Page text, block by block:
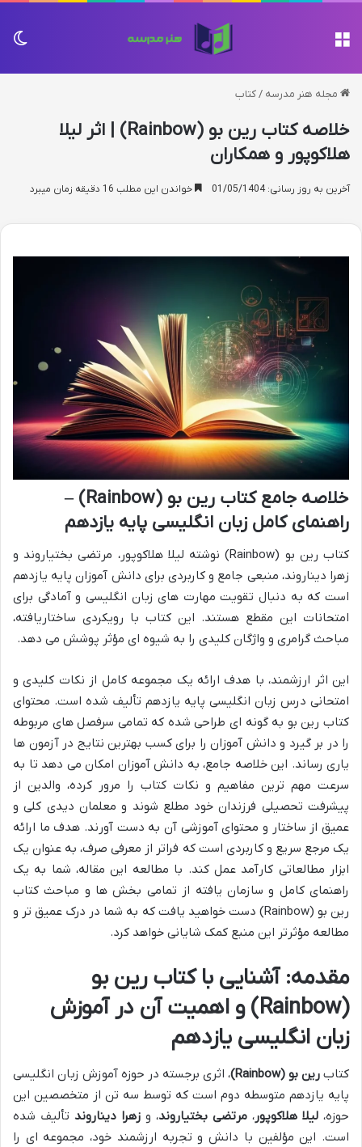
مجله هنر مدرسه /کتاب
خلاصه کتاب رین بو (Rainbow) | اثر لیلا
هلاکوپور و همکاران
آخرین به روز رسانی: 01/05/1404 خواندن این مطلب 16 دقیقه زمان میبرد
خلاصه جامع کتاب رین بو (Rainbow) –
راهنمای کامل زبان انگلیسی پایه یازدهم
کتاب رین بو (Rainbow) نوشته لیلا هلاکوپور، مرتضی بختیاروند و
زهرا دیناروند، منبعی جامع و کاربردی برای دانش آموزان پایه یازدهم
است که به دنبال تقویت مهارت های زبان انگلیسی و آمادگی برای
امتحانات این مقطع هستند. این کتاب با رویکردی ساختاریافته،
مباحث گرامری و واژگان کلیدی را به شیوه ای مؤثر پوشش می دهد.
این اثر ارزشمند، با هدف ارائه یک مجموعه کامل از نکات کلیدی و
امتحانی درس زبان انگلیسی پایه یازدهم تألیف شده است. محتوای
کتاب رین بو به گونه ای طراحی شده که تمامی سرفصل های مربوطه
را در بر گیرد و دانش آموزان را برای کسب بهترین نتایج در آزمون ها
یاری رساند. این خلاصه جامع، به دانش آموزان امکان می دهد تا به
سرعت مهم ترین مفاهیم و نکات کتاب را مرور کرده، والدین از
پیشرفت تحصیلی فرزندان خود مطلع شوند و معلمان دیدی کلی و
عمیق از ساختار و محتوای آموزشی آن به دست آورند. هدف ما ارائه
یک مرجع سریع و کاربردی است که فراتر از معرفی صرف، به عنوان یک
ابزار مطالعاتی کارآمد عمل کند. با مطالعه این مقاله، شما به یک
راهنمای کامل و سازمان یافته از تمامی بخش ها و مباحث کتاب
رین بو (Rainbow) دست خواهید یافت که به شما در درک عمیق تر و
مطالعه مؤثرتر این منبع کمک شایانی خواهد کرد.
مقدمه: آشنایی با کتاب رین بو
(Rainbow) و اهمیت آن در آموزش
زبان انگلیسی یازدهم
کتاب رین بو (Rainbow)
، اثری برجسته در حوزه آموزش زبان انگلیسی
پایه یازدهم متوسطه دوم است که توسط سه تن از متخصصین این
حوزه، لیلا هلاکوپور، مرتضی بختیاروند، و زهرا دیناروند تألیف شده
است. این مؤلفین با دانش و تجربه ارزشمند خود، مجموعه ای را